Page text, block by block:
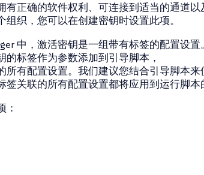
正确的软件权利、可连接到适当的通道以
织，您可以在创建密钥时设置此项。
中，激活密钥是一组带有标签的配置设置。
标签作为参数添加到引导脚本，
有配置设置。我们建议您结合引导脚本来
关联的所有配置设置都将应用到运行脚本
：